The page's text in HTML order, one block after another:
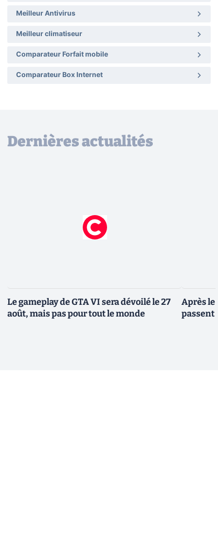
Meilleur Antivirus
Meilleur climatiseur
Comparateur Forfait mobile
Comparateur Box Internet
Dernières actualités
Le gameplay de GTA VI sera dévoilé le 27
août, mais pas pour tout le monde
Après le
passent